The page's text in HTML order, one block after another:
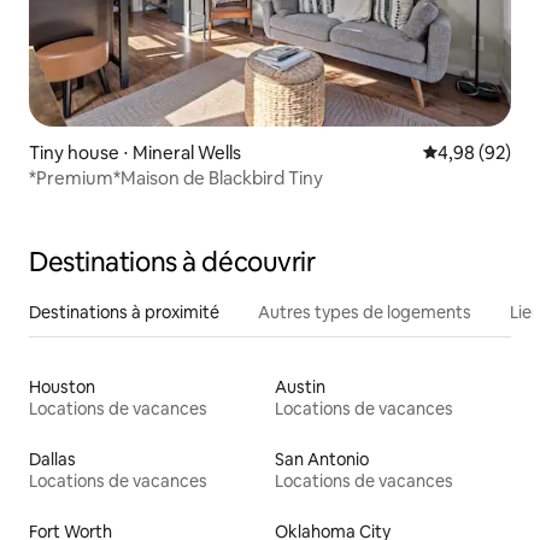
Tiny house ⋅ Mineral Wells Évaluation
4,98 (92)
*Premium*Maison de Blackbird Tiny
Destinations à découvrir
Destinations à proximité Autres types de logements
Houston
Locations de vacances
Austin
Locations de vacances
Dallas
Locations de vacances
San Antonio
Locations de vacances
Fort Worth Oklahoma City